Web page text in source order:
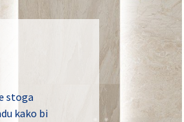
stoga
kako bi